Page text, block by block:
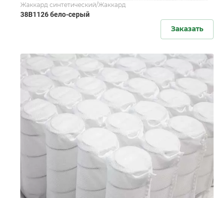
Жаккард синтетический/Жаккард
38B1126 бело-серый
Заказать